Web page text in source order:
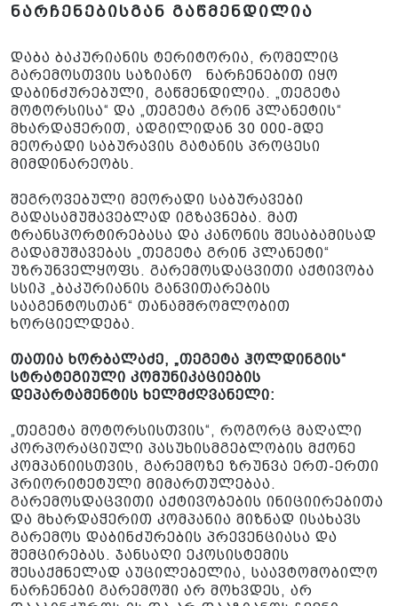
ნარჩენებისგან გაწმენდილია
დაბა ბაკურიანის ტერიტორია, რომელიც
გარემოსთვის საზიანო ნარჩენებით იყო
დაბინძურებული, გაწმენდილია. „თეგეტა
მოტორსისა“ და „თეგეტა გრინ პლანეტის“
მხარდაჭერით, ადგილიდან 30 000-მდე
მეორადი საბურავის გატანის პროცესი
მიმდინარეობს.
შეგროვებული მეორადი საბურავები
გადასამუშავებლად იგზავნება. მათ
ტრანსპორტირებასა და კანონის შესაბამისად
გადამუშავებას „თეგეტა გრინ პლანეტი“
უზრუნველყოფს. გარემოსდაცვითი აქტივობა
სსიპ „ბაკურიანის განვითარების
სააგენტოსთან“ თანამშრომლობით
ხორციელდება.
თათია ხორბალაძე, „თეგეტა ჰოლდინგის“
სტრატეგიული კომუნიკაციების
დეპარტამენტის ხელმძღვანელი:
„თეგეტა მოტორსისთვის“, როგორც მაღალი
კორპორაციული პასუხისმგებლობის მქონე
კომპანიისთვის, გარემოზე ზრუნვა ერთ-ერთი
პრიორიტეტული მიმართულებაა.
გარემოსდაცვითი აქტივობების ინიციირებითა
და მხარდაჭერით კომპანია მიზნად ისახავს
გარემოს დაბინძურების პრევენციასა და
შემცირებას. ჯანსაღი ეკოსისტემის
შესაქმნელად აუცილებელია, საავტომობილო
ნარჩენები გარემოში არ მოხვდეს, არ